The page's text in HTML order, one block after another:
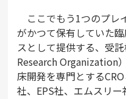
ここでもう1つのプレ
がかつて保有していた
スとして提供する、受
Research Organization
床開発を専門とする
社、EPS社、エムスリー